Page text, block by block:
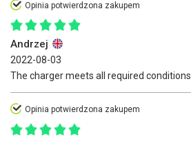
Opinia potwierdzona zakupem
Andrzej
2022-08-03
The charger meets all required conditions
Opinia potwierdzona zakupem